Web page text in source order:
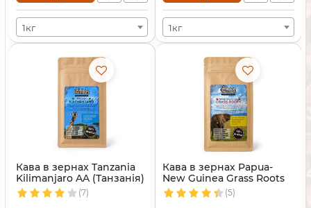
1кг 1кг
Кава в зернах Tanzania
Kilimanjaro AA (Танзанія)
(7)
Кава в зернах Papua-
New Guinea Grass Roots
(5)